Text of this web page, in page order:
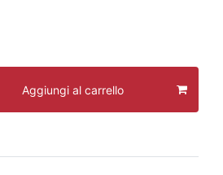
Aggiungi al carrello